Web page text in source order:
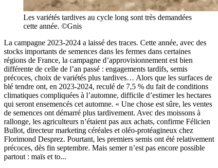
Les variétés tardives au cycle long sont très demandées
cette année. ©Gnis
La campagne 2023-2024 a laissé des traces. Cette année, avec des
stocks importants de semences dans les fermes dans certaines
régions de France, la campagne d’approvisionnement est bien
différente de celle de l’an passé : engagements tardifs, semis
précoces, choix de variétés plus tardives… Alors que les surfaces de
blé tendre ont, en 2023-2024, reculé de 7,5 % du fait de conditions
climatiques compliquées à l’automne, difficile d’estimer les hectares
qui seront ensemencés cet automne. « Une chose est sûre, les ventes
de semences ont démarré plus tardivement. Avec des moissons à
rallonge, les agriculteurs n’étaient pas aux achats, confirme Félicien
Bullot, directeur marketing céréales et oléo-protéagineux chez
Florimond Desprez. Pourtant, les premiers semis ont été relativement
précoces, dès fin septembre. Mais semer n’est pas encore possible
partout : maïs et to...